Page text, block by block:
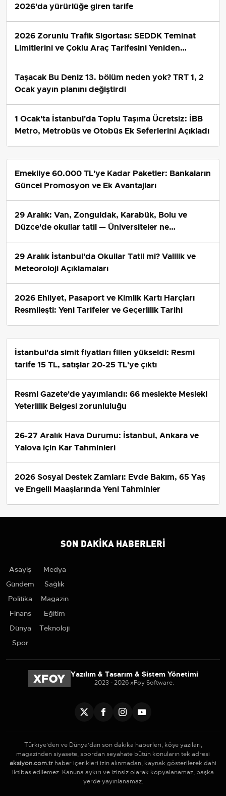
2026'da yürürlüğe giren tarife
2026 Zorunlu Trafik Sigortası: SEDDK Teminat
Limitlerini ve Çoklu Araç Tarifesini Yeniden
Belirledi
Taşacak Bu Deniz 13. bölüm neden yok? TRT 1, 2
Ocak yayın planını değiştirdi
1 Ocak'ta İstanbul'da Toplu Taşıma Ücretsiz: İBB
Metro, Metrobüs ve Otobüs Ek Seferlerini Açıkladı
Emekliye 60.000 TL'ye Kadar Paketler: Bankaların
Güncel Promosyon ve Ek Avantajları
29 Aralık: Van, Zonguldak, Karabük, Bolu ve
Düzce'de okullar tatil — Üniversiteler ne
durumda?
29 Aralık İstanbul'da Okullar Tatil mi? Valilik ve
Meteoroloji Açıklamaları
2026 Ehliyet, Pasaport ve Kimlik Kartı Harçları
Resmileşti: Yeni Tarifeler ve Geçerlilik Tarihi
İstanbul'da simit fiyatları fiilen yükseldi: Resmi
tarife 15 TL, satışlar 20-25 TL'ye çıktı
Resmi Gazete'de yayımlandı: 66 meslekte Mesleki
Yeterlilik Belgesi zorunluluğu
26-27 Aralık Hava Durumu: İstanbul, Ankara ve
Yalova için Kar Tahminleri
2026 Sosyal Destek Zamları: Evde Bakım, 65 Yaş
ve Engelli Maaşlarında Yeni Tahminler
SON DAKIKA HABERLERI
Asayiş
Gündem
Politika
Finans
Dünya
Spor
Medya
Sağlık
Magazin
Eğitim
Teknoloji
Yazılım & Tasarım & Sistem Yönetimi
2023 - 2026 xFoy Software.
Türkiye'den ve Dünya’dan son dakika haberleri, köşe yazıları,
magazinden siyasete, spordan seyahate bütün konuların tek adresi
aksiyon.com.tr haber içerikleri izin alınmadan, kaynak gösterilerek dahi
iktibas edilemez. Kanuna aykırı ve izinsiz olarak kopyalanamaz, başka
yerde yayınlanamaz.